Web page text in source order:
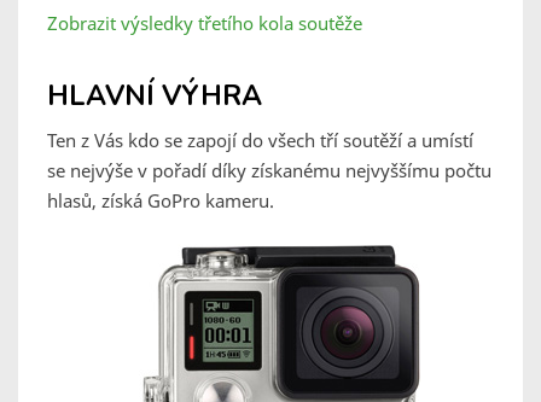
Zobrazit výsledky třetího kola soutěže
HLAVNÍ VÝHRA
Ten z Vás kdo se zapojí do všech tří soutěží a umístí
se nejvýše v pořadí díky získanému nejvyššímu počtu
hlasů, získá GoPro kameru.